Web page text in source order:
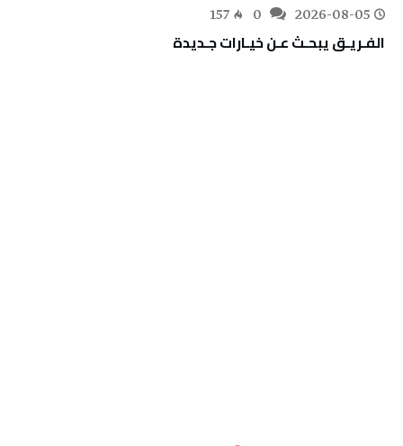
2026-08-05
157
الفـريـق‭ ‬يبحـث‭ ‬عـن‭ ‬خيـارات‭ ‬جـديدة